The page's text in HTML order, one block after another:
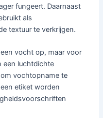
fungeert. Daarnaast
als
textuur te verkrijgen.
vocht op, maar voor
een luchtdichte
vochtopname te
etiket worden